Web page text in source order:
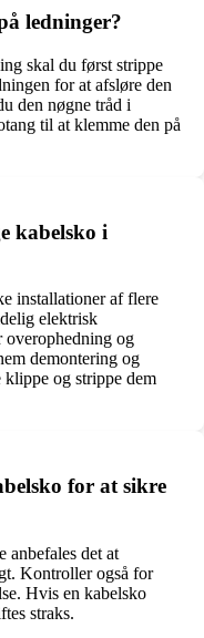
ledninger?
skal du først strippe
for at afsløre den
den nøgne tråd i
til at klemme den på
kabelsko i
installationer af flere
elektrisk
overophedning og
demontering og
og strippe dem
for at sikre
anbefales det at
Kontroller også for
Hvis en kabelsko
straks.